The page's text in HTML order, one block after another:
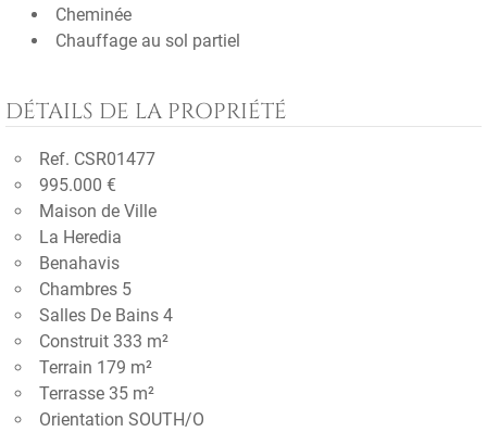
Cheminée
Chauffage au sol partiel
DÉTAILS DE LA PROPRIÉTÉ
Ref. CSR01477
995.000 €
Maison de Ville
La Heredia
Benahavis
Chambres 5
Salles De Bains 4
Construit 333 m²
Terrain 179 m²
Terrasse 35 m²
Orientation SOUTH/O